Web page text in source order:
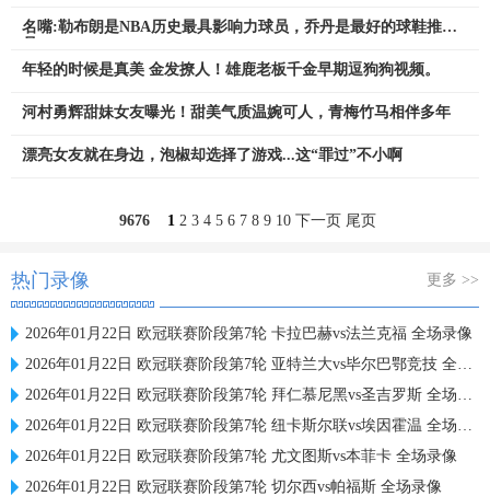
名嘴:勒布朗是NBA历史最具影响力球员，乔丹是最好的球鞋推销
年轻的时候是真美 金发撩人！雄鹿老板千金早期逗狗狗视频。
河村勇辉甜妹女友曝光！甜美气质温婉可人，青梅竹马相伴多年
漂亮女友就在身边，泡椒却选择了游戏...这“罪过”不小啊
9676 1 2 3 4 5 6 7 8 9 10 下一页 尾页
热门录像 更多 >>
2026年01月22日 欧冠联赛阶段第7轮 卡拉巴赫vs法兰克福 全场录像
2026年01月22日 欧冠联赛阶段第7轮 亚特兰大vs毕尔巴鄂竞技 全场录像
2026年01月22日 欧冠联赛阶段第7轮 拜仁慕尼黑vs圣吉罗斯 全场录像
2026年01月22日 欧冠联赛阶段第7轮 纽卡斯尔联vs埃因霍温 全场录像
2026年01月22日 欧冠联赛阶段第7轮 尤文图斯vs本菲卡 全场录像
2026年01月22日 欧冠联赛阶段第7轮 切尔西vs帕福斯 全场录像